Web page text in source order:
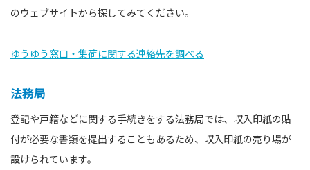
のウェブサイトから探してみてください。
ゆうゆう窓口・集荷に関する連絡先を調べる
法務局
登記や戸籍などに関する手続きをする法務局では、収入印紙の貼
付が必要な書類を提出することもあるため、収入印紙の売り場が
設けられています。